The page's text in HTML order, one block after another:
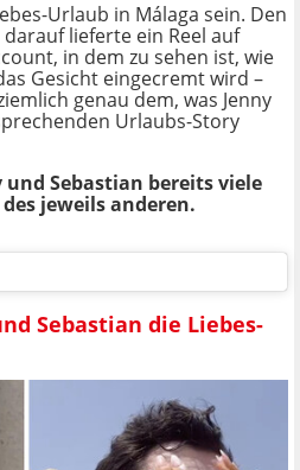
Urlaub in Málaga sein. Den
lieferte ein Reel auf
in dem zu sehen ist, wie
Gesicht eingecremt wird –
genau dem, was Jenny
Urlaubs-Story
Sebastian bereits viele
jeweils anderen.
Sebastian die Liebes-